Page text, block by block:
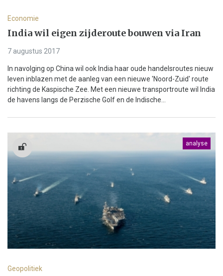
Economie
India wil eigen zijderoute bouwen via Iran
7 augustus 2017
In navolging op China wil ook India haar oude handelsroutes nieuw
leven inblazen met de aanleg van een nieuwe 'Noord-Zuid' route
richting de Kaspische Zee. Met een nieuwe transportroute wil India
de havens langs de Perzische Golf en de Indische...
analyse
Geopolitiek